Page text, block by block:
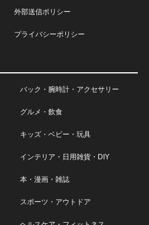
外部送信ポリシー
プライバシーポリシー
バック・腕時計・アクセサリー
グルメ・飲食
キッズ・ベビー・玩具
インテリア・日用雑貨・DIY
本・漫画・雑誌
スポーツ・アウトドア